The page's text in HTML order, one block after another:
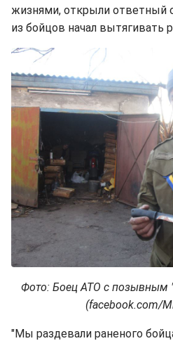
жизнями, открыли ответный
из бойцов начал вытягивать
Фото: Боец АТО с позывным
(facebook.com/
"Мы раздевали раненого